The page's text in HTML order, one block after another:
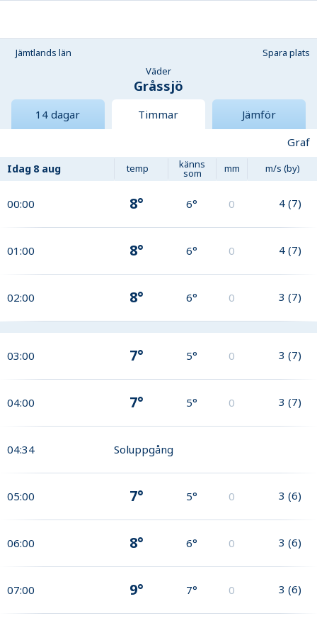
Jämtlands län
Spara plats
Väder
Gråssjö
14 dagar Timmar
Jämför
Graf
Idag 8 aug temp känns
som mm m/s (by)
00:00 8° 6° 0 4 (7)
01:00 8° 6° 0 4 (7)
02:00 8° 6° 0 3 (7)
03:00 7° 5° 0 3 (7)
04:00 7° 5° 0 3 (7)
04:34 Soluppgång
05:00 7° 5° 0 3 (6)
06:00 8° 6° 0 3 (6)
07:00 9° 7° 0 3 (6)